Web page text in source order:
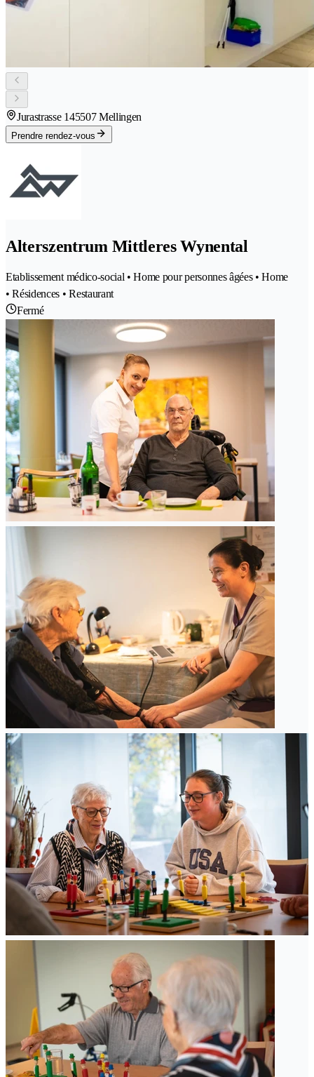
Jurastrasse 145507 Mellingen
Prendre rendez-vous
Alterszentrum Mittleres Wynental
Etablissement médico-social • Home pour personnes âgées • Home
• Résidences • Restaurant
Fermé